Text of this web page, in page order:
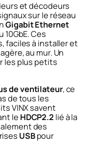
et décodeurs
sur le réseau
Gigabit Ethernet
Ces
faciles à installer et
au mur. Un
les plus petits
de ventilateur, ce
de tous les
VINX savent
le HDCP2.2 lié à la
des
USBpour